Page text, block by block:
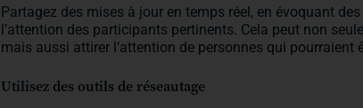
Partagez des mises à jour en temps réel, en évoquant
l’attention des participants pertinents. Cela peut non
mais aussi attirer l’attention de personnes qui pourraient
Utilisez des outils de réseautage